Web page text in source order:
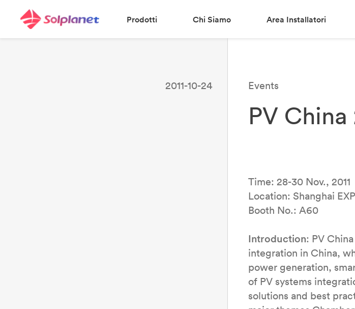
Prodotti Chi Siamo Area Installatori
2011-10-24 Events
PV China
Time: 28-30 Nov., 2011
Location: Shanghai
Booth No.: A60
Introduction: PV
integration in China,
power generation,
of PV systems
solutions and best